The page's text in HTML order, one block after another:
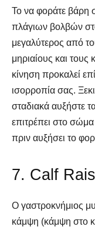
SELF FINDER
Γιατρό &
SELF FINDER
Γιατρό &
Το να φοράτε βάρη
πλάγιων βολβών
μεγαλύτερος από
μηριαίους και
κίνηση προκαλεί
ισορροπία σας.
σταδιακά αυξήστε
επιτρέπει στο
πριν αυξήσει το
7. Calf
Ο γαστροκνήμιος
κάμψη (κάμψη στο